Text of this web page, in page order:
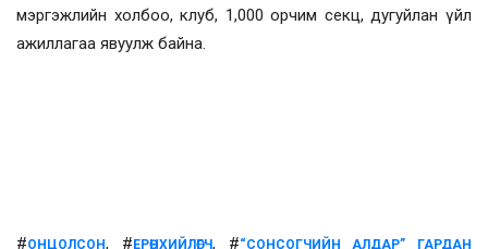
мэргэжлийн холбоо, клуб, 1,000 орчим секц, дугуйлан үйл
ажиллагаа явуулж байна.
#ОНЦОЛСОН, # ЕРӨНХИЙЛӨГЧ, #“СОНСОГЧИЙН АЛДАР” ГАРДАН